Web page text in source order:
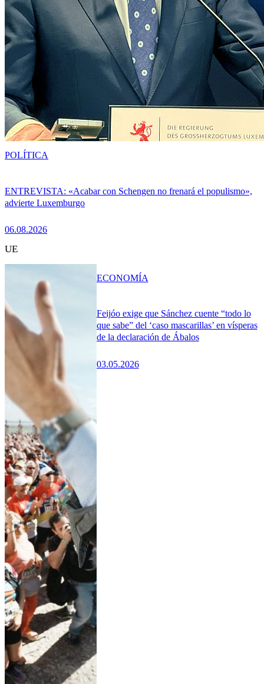
ENTREVISTA: «Acabar con Schengen no frenará el populismo»,
advierte Luxemburgo
06.08.2026
POLÍTICA
UE
Feijóo exige que Sánchez cuente “todo lo
que sabe” del ‘caso mascarillas’ en vísperas
de la declaración de Ábalos
03.05.2026
ECONOMÍA